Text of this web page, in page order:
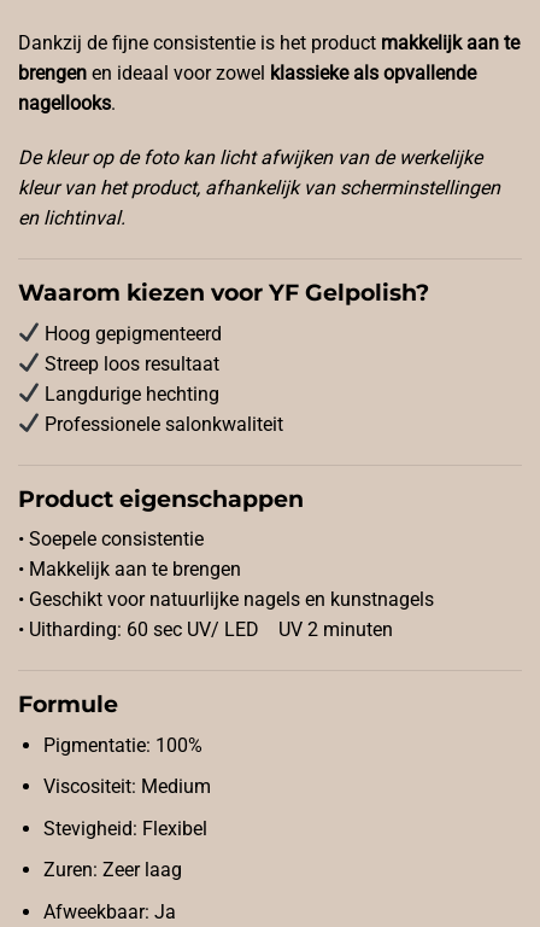
Dankzij de fijne consistentie is het product makkelijk aan te
brengen en ideaal voor zowel klassieke als opvallende
nagellooks.
De kleur op de foto kan licht afwijken van de werkelijke
kleur van het product, afhankelijk van scherminstellingen
en lichtinval.
Waarom kiezen voor YF Gelpolish?
Hoog gepigmenteerd
Streep loos resultaat
Langdurige hechting
Professionele salonkwaliteit
Product eigenschappen
• Soepele consistentie
• Makkelijk aan te brengen
• Geschikt voor natuurlijke nagels en kunstnagels
• Uitharding: 60 sec UV/ LED UV 2 minuten
Formule
Pigmentatie: 100%
Viscositeit: Medium
Stevigheid: Flexibel
Zuren: Zeer laag
Afweekbaar: Ja